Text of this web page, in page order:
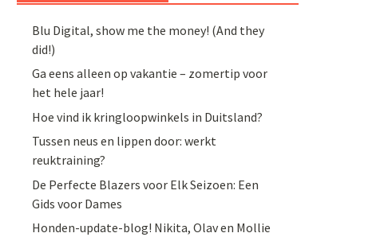
Blu Digital, show me the money! (And they
did!)
Ga eens alleen op vakantie – zomertip voor
het hele jaar!
Hoe vind ik kringloopwinkels in Duitsland?
Tussen neus en lippen door: werkt
reuktraining?
De Perfecte Blazers voor Elk Seizoen: Een
Gids voor Dames
Honden-update-blog! Nikita, Olav en Mollie